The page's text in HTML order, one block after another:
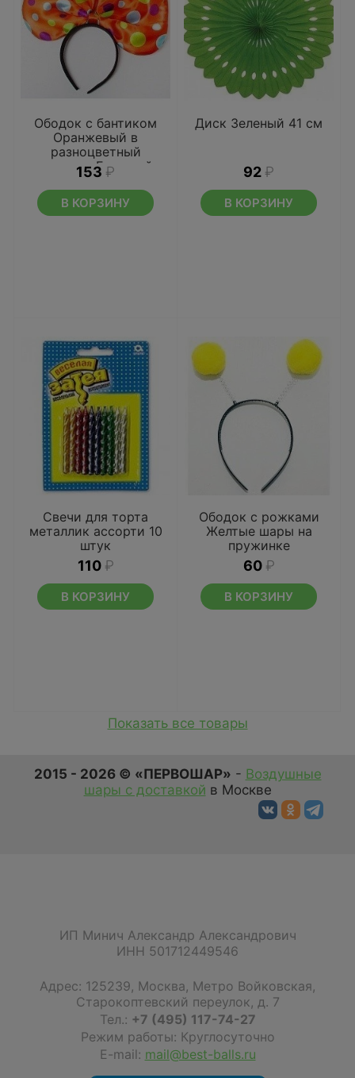
Ободок с бантиком
Оранжевый в
разноцветный
горошек Большой
153 ₽
В КОРЗИНУ
Диск Зеленый 41 см
92 ₽
В КОРЗИНУ
Свечи для торта
металлик ассорти 10
штук
110 ₽
В КОРЗИНУ
Ободок с рожками
Желтые шары на
пружинке
60 ₽
В КОРЗИНУ
Показать все товары
2015 - 2026 © «ПЕРВОШАР» - Воздушные
шары с доставкой в Москве
ИП Минич Александр Александрович
ИНН 501712449546
Адрес: 125239, Москва, Метро Войковская,
Старокоптевский переулок, д. 7
Тел.: +7 (495) 117-74-27
Режим работы: Круглосуточно
E-mail: mail@best-balls.ru